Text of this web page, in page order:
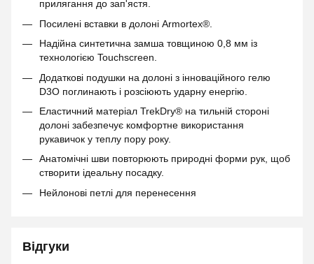
прилягання до зап'ястя.
Посилені вставки в долоні Armortex®.
Надійна синтетична замша товщиною 0,8 мм із
технологією Touchscreen.
Додаткові подушки на долоні з інноваційного гелю
D3O поглинають і розсіюють ударну енергію.
Еластичний матеріал TrekDry® на тильній стороні
долоні забезпечує комфортне використання
рукавичок у теплу пору року.
Анатомічні шви повторюють природні форми рук, щоб
створити ідеальну посадку.
Нейлонові петлі для перенесення
Відгуки